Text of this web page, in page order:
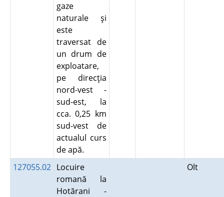
gaze
naturale şi
este
traversat de
un drum de
exploatare,
pe direcţia
nord-vest -
sud-est, la
cca. 0,25 km
sud-vest de
actualul curs
de apă.
127055.02 Locuire
romană la
Hotărani -
Olt